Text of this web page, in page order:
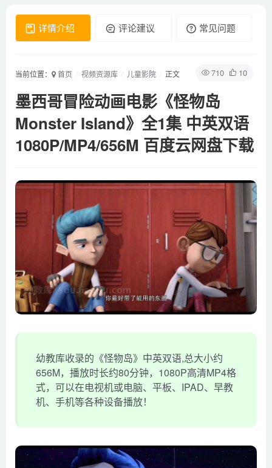
详情介绍 评论建议 常见问题
710 10
当前位置： 首页 视频资源库 儿童影院 正文
墨西哥冒险动画电影《怪物岛
Monster Island》全1集 中英双语
1080P/MP4/656M 百度云网盘下载
幼教库收录的《怪物岛》中英双语,总大小约
656M，播放时长约80分钟，1080P高清MP4格
式，可以在电视机或电脑、平板、IPAD、早教
机、手机等各种设备播放！